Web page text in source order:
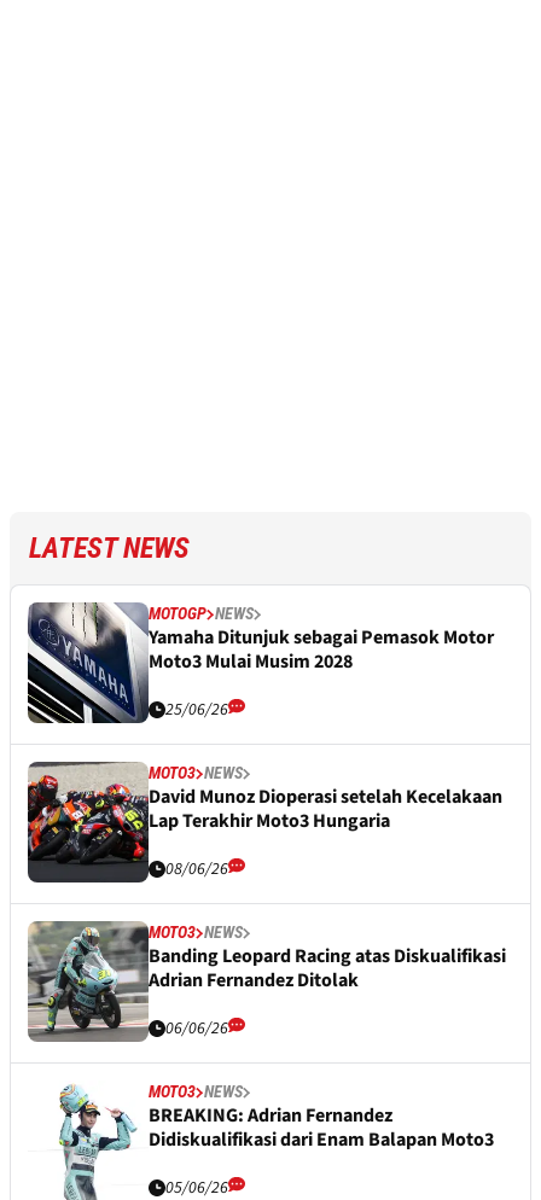
LATEST NEWS
MOTOGP NEWS
Yamaha Ditunjuk sebagai Pemasok Motor
Moto3 Mulai Musim 2028
25/06/26
MOTO3 NEWS
David Munoz Dioperasi setelah Kecelakaan
Lap Terakhir Moto3 Hungaria
08/06/26
MOTO3 NEWS
Banding Leopard Racing atas Diskualifikasi
Adrian Fernandez Ditolak
06/06/26
MOTO3 NEWS
BREAKING: Adrian Fernandez
Didiskualifikasi dari Enam Balapan Moto3
05/06/26